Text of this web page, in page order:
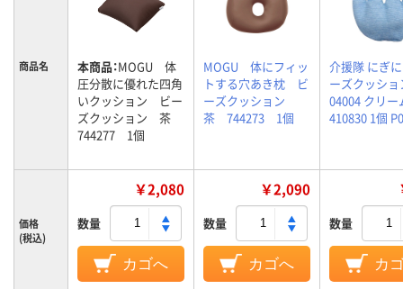
商品名 本商品：MOGU 体
圧分散に優れた四角
いクッション ビー
ズクッション 茶
744277 1個
MOGU 体にフィッ
トする穴あき枕 ビ
ーズクッション
茶 744273 1個
介援隊 にぎ
ーズクッショ
04004 クリー
410830 1個
価格
(税込)
￥2,080
数量
カゴへ
￥2,090
数量
カゴへ
数量
カ